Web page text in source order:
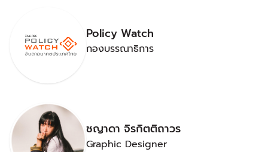
Policy Watch
กองบรรณาธิการ
ชญาดา จิรกิตติถาวร
Graphic Designer